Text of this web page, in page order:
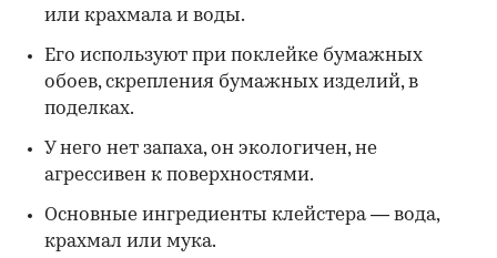
или крахмала и воды.
Его используют при поклейке бумажных
обоев, скрепления бумажных изделий, в
поделках.
У него нет запаха, он экологичен, не
агрессивен к поверхностями.
Основные ингредиенты клейстера — вода,
крахмал или мука.